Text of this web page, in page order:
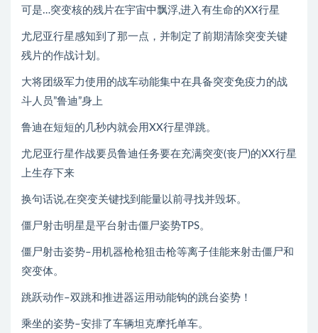
可是…突变核的残片在宇宙中飘浮,进入有生命的XX行星
尤尼亚行星感知到了那一点，并制定了前期清除突变关键
残片的作战计划。
大将团级军力使用的战车动能集中在具备突变免疫力的战
斗人员”鲁迪”身上
鲁迪在短短的几秒内就会用XX行星弹跳。
尤尼亚行星作战要员鲁迪任务要在充满突变(丧尸)的XX行星
上生存下来
换句话说,在突变关键找到能量以前寻找并毁坏。
僵尸射击明星是平台射击僵尸姿势TPS。
僵尸射击姿势–用机器枪枪狙击枪等离子佳能来射击僵尸和
突变体。
跳跃动作–双跳和推进器运用动能钩的跳台姿势！
乘坐的姿势–安排了车辆坦克摩托单车。